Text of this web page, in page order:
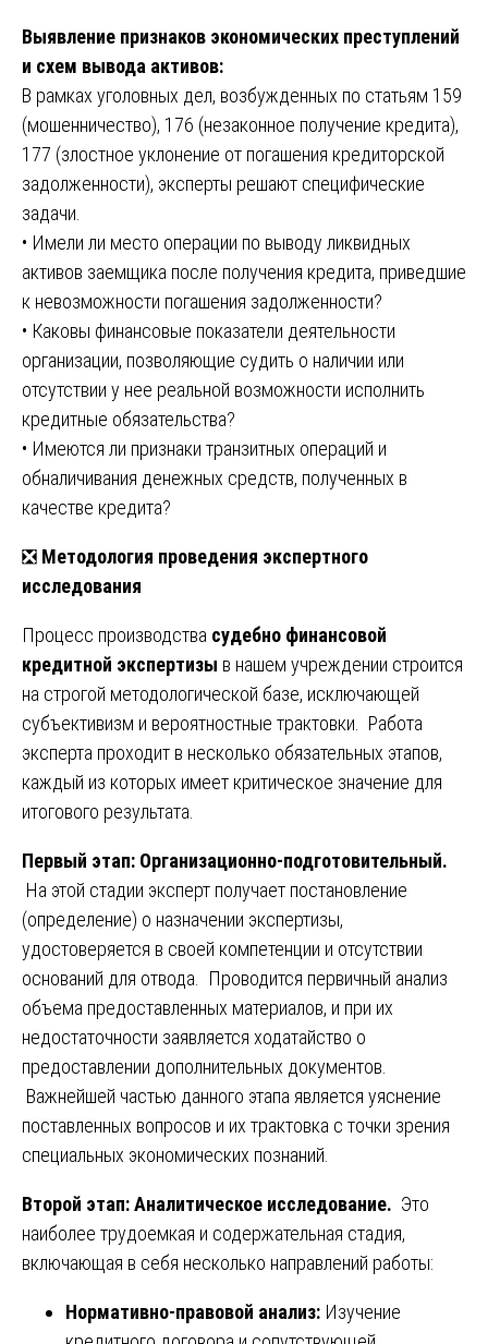
Выявление признаков экономических преступлений
и схем вывода активов:
В рамках уголовных дел, возбужденных по статьям 159
(мошенничество), 176 (незаконное получение кредита),
177 (злостное уклонение от погашения кредиторской
задолженности), эксперты решают специфические
задачи.
• Имели ли место операции по выводу ликвидных
активов заемщика после получения кредита, приведшие
к невозможности погашения задолженности?
• Каковы финансовые показатели деятельности
организации, позволяющие судить о наличии или
отсутствии у нее реальной возможности исполнить
кредитные обязательства?
• Имеются ли признаки транзитных операций и
обналичивания денежных средств, полученных в
качестве кредита?
❎ Методология проведения экспертного
исследования
Процесс производства судебно финансовой
кредитной экспертизы в нашем учреждении строится
на строгой методологической базе, исключающей
субъективизм и вероятностные трактовки. Работа
эксперта проходит в несколько обязательных этапов,
каждый из которых имеет критическое значение для
итогового результата.
Первый этап: Организационно-подготовительный.
На этой стадии эксперт получает постановление
(определение) о назначении экспертизы,
удостоверяется в своей компетенции и отсутствии
оснований для отвода. Проводится первичный анализ
объема предоставленных материалов, и при их
недостаточности заявляется ходатайство о
предоставлении дополнительных документов.
Важнейшей частью данного этапа является уяснение
поставленных вопросов и их трактовка с точки зрения
специальных экономических познаний.
Второй этап: Аналитическое исследование. Это
наиболее трудоемкая и содержательная стадия,
включающая в себя несколько направлений работы:
Нормативно-правовой анализ: Изучение